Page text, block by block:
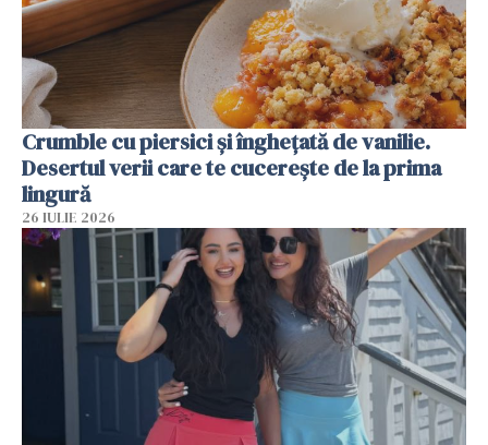
Crumble cu piersici și înghețată de vanilie.
Desertul verii care te cucerește de la prima
lingură
26 IULIE 2026